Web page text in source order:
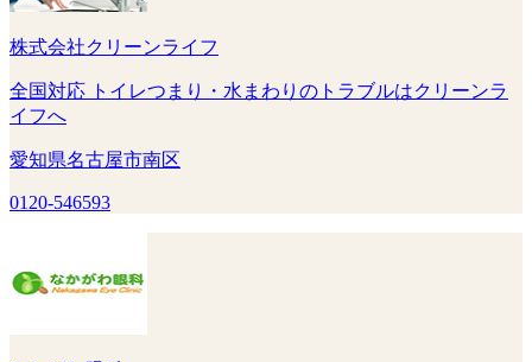
株式会社クリーンライフ
全国対応 トイレつまり・水まわりのトラブルはクリーンラ
イフへ
愛知県名古屋市南区
0120-546593